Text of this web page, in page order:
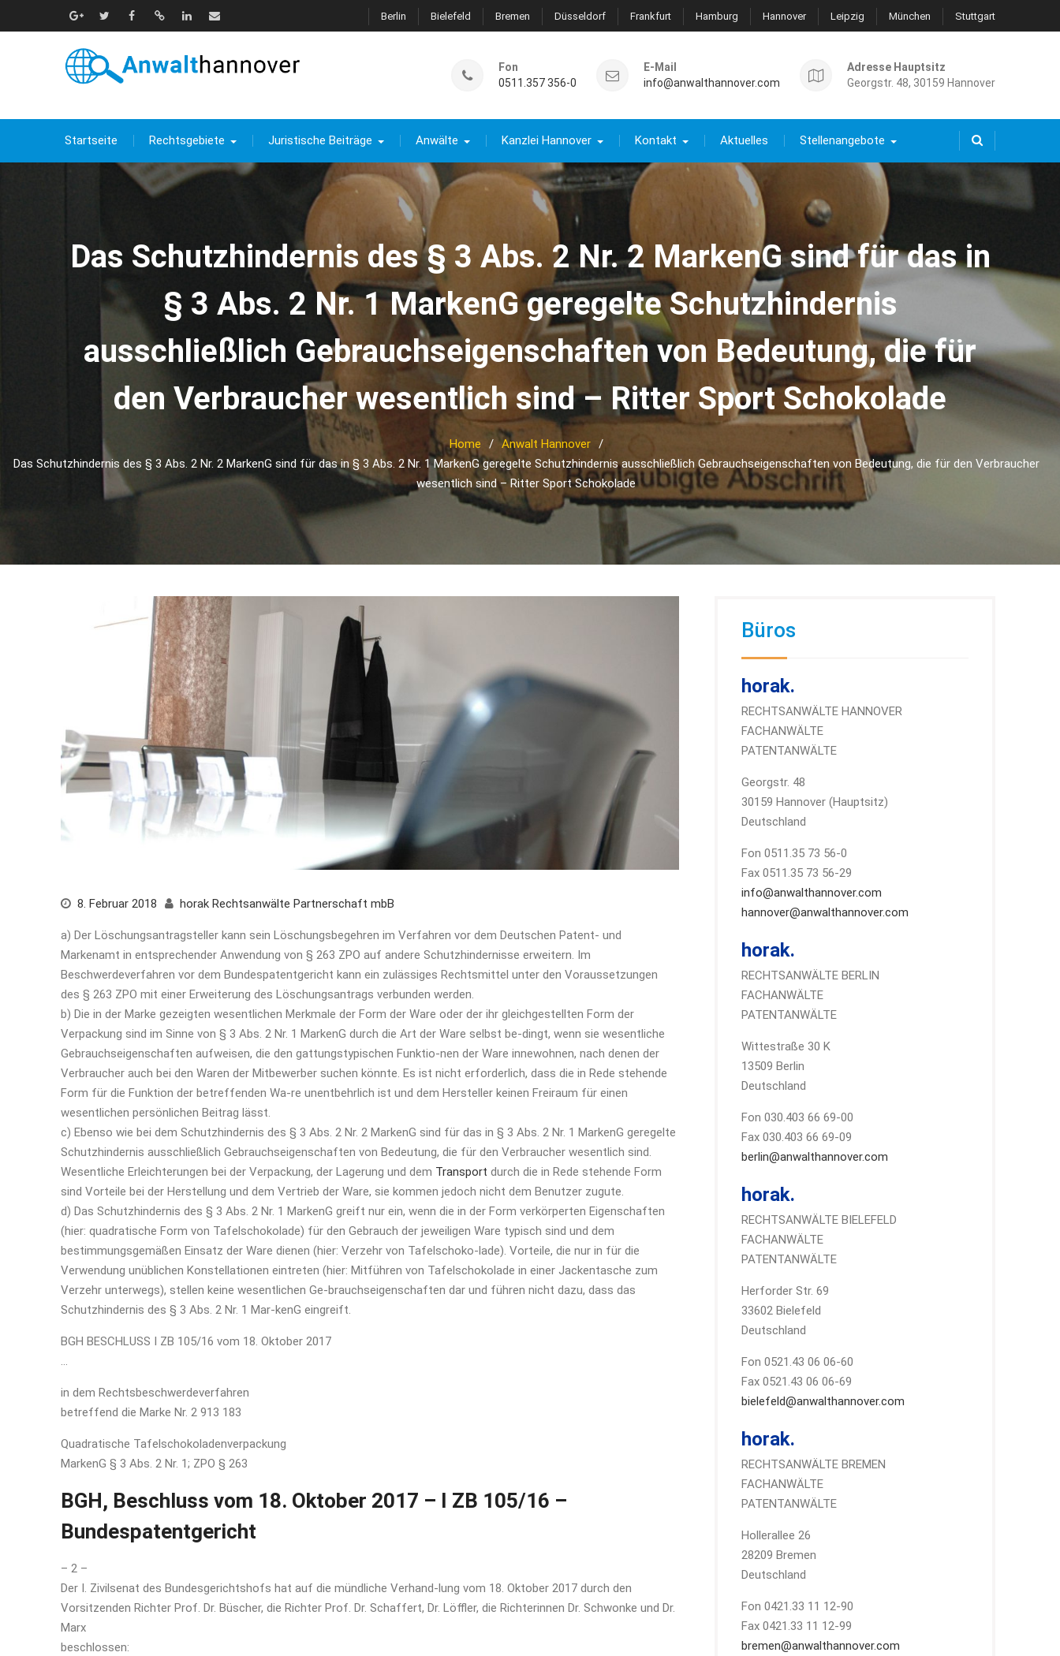
to
Berlin Bielefeld Bremen Düsseldorf Frankfurt Hamburg Hannover Leipzig München Stuttgart
Google+TwitterFacebook
Xing Linkedin
E-
Fon
0511.357 356-0
E-Mail
info@anwalthannover.com
Adresse Hauptsitz
Georgstr. 48, 30159 Hannover
Startseite Rechtsgebiete Juristische Beiträge Anwälte Kanzlei Hannover Kontakt Aktuelles Stellenangebote
Das Schutzhindernis des § 3 Abs. 2 Nr. 2 MarkenG sind für das in
§ 3 Abs. 2 Nr. 1 MarkenG geregelte Schutzhindernis
ausschließlich Gebrauchseigenschaften von Bedeutung, die für
den Verbraucher wesentlich sind – Ritter Sport Schokolade
Home
Anwalt Hannover
Das Schutzhindernis des § 3 Abs. 2 Nr. 2 MarkenG sind für das in § 3 Abs. 2 Nr. 1 MarkenG geregelte Schutzhindernis ausschließlich Gebrauchseigenschaften von Bedeutung, die für den Verbraucher
wesentlich sind – Ritter Sport Schokolade
8. Februar 2018 horak Rechtsanwälte Partnerschaft mbB
a) Der Löschungsantragsteller kann sein Löschungsbegehren im Verfahren vor dem Deutschen Patent- und
Markenamt in entsprechender Anwendung von § 263 ZPO auf andere Schutzhindernisse erweitern. Im
Beschwerdeverfahren vor dem Bundespatentgericht kann ein zulässiges Rechtsmittel unter den Voraussetzungen
des § 263 ZPO mit einer Erweiterung des Löschungsantrags verbunden werden.
b) Die in der Marke gezeigten wesentlichen Merkmale der Form der Ware oder der ihr gleichgestellten Form der
Verpackung sind im Sinne von § 3 Abs. 2 Nr. 1 MarkenG durch die Art der Ware selbst be-dingt, wenn sie wesentliche
Gebrauchseigenschaften aufweisen, die den gattungstypischen Funktio-nen der Ware innewohnen, nach denen der
Verbraucher auch bei den Waren der Mitbewerber suchen könnte. Es ist nicht erforderlich, dass die in Rede stehende
Form für die Funktion der betreffenden Wa-re unentbehrlich ist und dem Hersteller keinen Freiraum für einen
wesentlichen persönlichen Beitrag lässt.
c) Ebenso wie bei dem Schutzhindernis des § 3 Abs. 2 Nr. 2 MarkenG sind für das in § 3 Abs. 2 Nr. 1 MarkenG geregelte
Schutzhindernis ausschließlich Gebrauchseigenschaften von Bedeutung, die für den Verbraucher wesentlich sind.
Wesentliche Erleichterungen bei der Verpackung, der Lagerung und dem Transport durch die in Rede stehende Form
sind Vorteile bei der Herstellung und dem Vertrieb der Ware, sie kommen jedoch nicht dem Benutzer zugute.
d) Das Schutzhindernis des § 3 Abs. 2 Nr. 1 MarkenG greift nur ein, wenn die in der Form verkörperten Eigenschaften
(hier: quadratische Form von Tafelschokolade) für den Gebrauch der jeweiligen Ware typisch sind und dem
bestimmungsgemäßen Einsatz der Ware dienen (hier: Verzehr von Tafelschoko-lade). Vorteile, die nur in für die
Verwendung unüblichen Konstellationen eintreten (hier: Mitführen von Tafelschokolade in einer Jackentasche zum
Verzehr unterwegs), stellen keine wesentlichen Ge-brauchseigenschaften dar und führen nicht dazu, dass das
Schutzhindernis des § 3 Abs. 2 Nr. 1 Mar-kenG eingreift.
BGH BESCHLUSS I ZB 105/16 vom 18. Oktober 2017
…
in dem Rechtsbeschwerdeverfahren
betreffend die Marke Nr. 2 913 183
Quadratische Tafelschokoladenverpackung
MarkenG § 3 Abs. 2 Nr. 1; ZPO § 263
BGH, Beschluss vom 18. Oktober 2017 – I ZB 105/16 –
Bundespatentgericht
– 2 –
Der I. Zivilsenat des Bundesgerichtshofs hat auf die mündliche Verhand-lung vom 18. Oktober 2017 durch den
Vorsitzenden Richter Prof. Dr. Büscher, die Richter Prof. Dr. Schaffert, Dr. Löffler, die Richterinnen Dr. Schwonke und Dr.
Marx
beschlossen:
Büros
horak.
RECHTSANWÄLTE HANNOVER
FACHANWÄLTE
PATENTANWÄLTE
Georgstr. 48
30159 Hannover (Hauptsitz)
Deutschland
Fon 0511.35 73 56-0
Fax 0511.35 73 56-29
info@anwalthannover.com
hannover@anwalthannover.com
horak.
RECHTSANWÄLTE BERLIN
FACHANWÄLTE
PATENTANWÄLTE
Wittestraße 30 K
13509 Berlin
Deutschland
Fon 030.403 66 69-00
Fax 030.403 66 69-09
berlin@anwalthannover.com
horak.
RECHTSANWÄLTE BIELEFELD
FACHANWÄLTE
PATENTANWÄLTE
Herforder Str. 69
33602 Bielefeld
Deutschland
Fon 0521.43 06 06-60
Fax 0521.43 06 06-69
bielefeld@anwalthannover.com
horak.
RECHTSANWÄLTE BREMEN
FACHANWÄLTE
PATENTANWÄLTE
Hollerallee 26
28209 Bremen
Deutschland
Fon 0421.33 11 12-90
Fax 0421.33 11 12-99
bremen@anwalthannover.com